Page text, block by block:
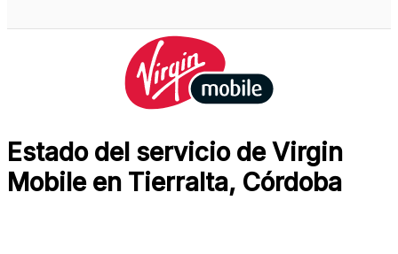
Estado del servicio de Virgin
Mobile en Tierralta, Córdoba